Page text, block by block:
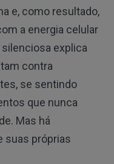
e, como resultado,
a energia celular
explica
contra
se sentindo
que nunca
Mas há
suas próprias